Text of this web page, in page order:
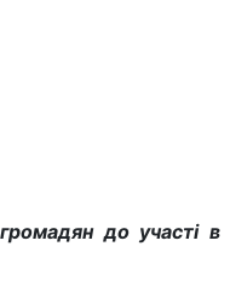
до участі в